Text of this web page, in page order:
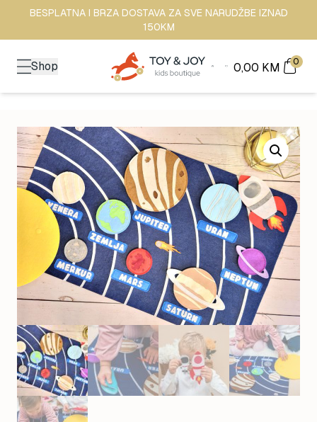
BESPLATNA I BRZA DOSTAVA ZA SVE NARUDŽBE IZNAD
150KM
Shop 0,00 KM 0